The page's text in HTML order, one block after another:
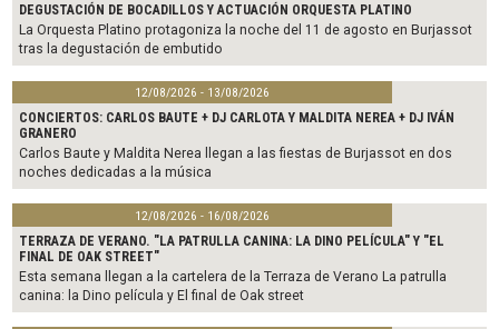
DEGUSTACIÓN DE BOCADILLOS Y ACTUACIÓN ORQUESTA PLATINO
La Orquesta Platino protagoniza la noche del 11 de agosto en Burjassot
tras la degustación de embutido
12/08/2026 - 13/08/2026
CONCIERTOS: CARLOS BAUTE + DJ CARLOTA Y MALDITA NEREA + DJ IVÁN
GRANERO
Carlos Baute y Maldita Nerea llegan a las fiestas de Burjassot en dos
noches dedicadas a la música
12/08/2026 - 16/08/2026
TERRAZA DE VERANO. "LA PATRULLA CANINA: LA DINO PELÍCULA" Y "EL
FINAL DE OAK STREET"
Esta semana llegan a la cartelera de la Terraza de Verano La patrulla
canina: la Dino película y El final de Oak street